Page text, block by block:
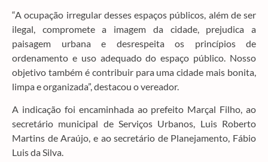
“A ocupação irregular desses espaços públicos, além de ser
ilegal, compromete a imagem da cidade, prejudica a
paisagem urbana e desrespeita os princípios de
ordenamento e uso adequado do espaço público. Nosso
objetivo também é contribuir para uma cidade mais bonita,
limpa e organizada”, destacou o vereador.
A indicação foi encaminhada ao prefeito Marçal Filho, ao
secretário municipal de Serviços Urbanos, Luis Roberto
Martins de Araújo, e ao secretário de Planejamento, Fábio
Luis da Silva.